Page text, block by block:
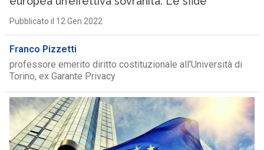
Pubblicato il 12 Gen 2022
Franco Pizzetti
professore emerito diritto costituzionale all'Università di
Torino, ex Garante Privacy